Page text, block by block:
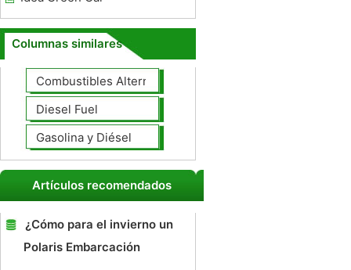
Columnas similares
Combustibles Alternativos
Diesel Fuel
Gasolina y Diésel
Artículos recomendados
¿Cómo para el invierno un
Polaris Embarcación